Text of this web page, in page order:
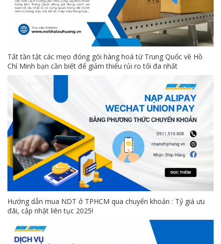
Tất tần tật các mẹo đóng gói hàng hoá từ Trung Quốc về Hồ
Chí Minh bạn cần biết để giảm thiểu rủi ro tối đa nhất
Hướng dẫn mua NDT ở TPHCM qua chuyển khoản : Tỷ giá ưu
đãi, cập nhật liên tục 2025!